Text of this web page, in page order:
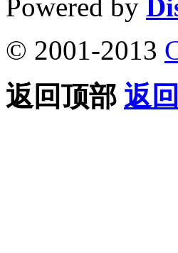
Powered by
© 2001-2013
返回顶部 返